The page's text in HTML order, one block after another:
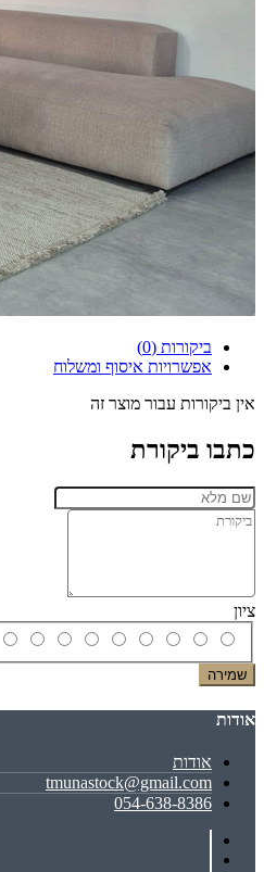
ביקורות (0)
אפשרויות איסוף ומשלוח
אין ביקורות עבור מוצר זה
כתבו ביקורת
ציון
שמירה
אודות
אודות
tmunastock@gmail.com
054-638-8386